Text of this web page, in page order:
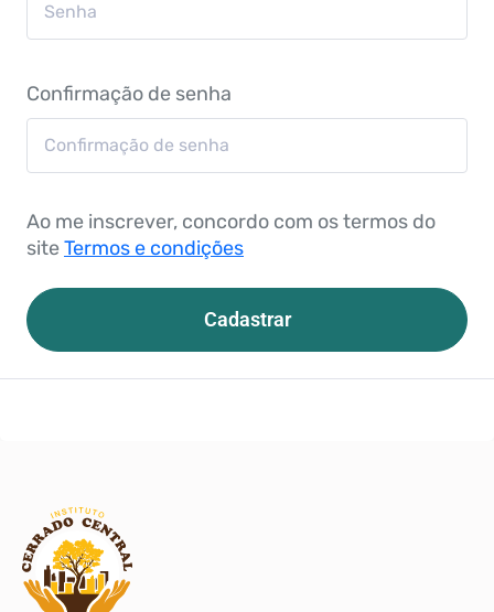
Confirmação de senha
Ao me inscrever, concordo com os termos do
siteTermos e condições
Cadastrar